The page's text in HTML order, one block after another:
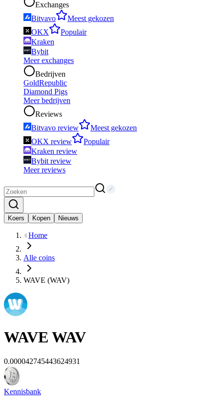
Exchanges
Bitvavo
Meest gekozen
OKX
Populair
Kraken
Bybit
Meer exchanges
Bedrijven
GoldRepublic
Diamond Pigs
Meer bedrijven
Reviews
Bitvavo review
Meest gekozen
OKX review
Populair
Kraken review
Bybit review
Meer reviews
Koers Kopen Nieuws
Home
Alle coins
WAVE (WAV)
WAVE WAV
0.000042745443624931
Kennisbank